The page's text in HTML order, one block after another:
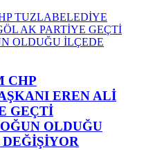
CHP
EREN ALİ
GEÇTİ
OLDUĞU